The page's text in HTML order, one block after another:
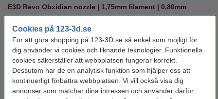
Cookies på 123-3d.se
För att göra shopping på 123-3D.se så enkel som möjligt för
dig använder vi cookies och liknande teknologier. Funktionella
cookies säkerställer att webbplatsen fungerar korrekt.
Dessutom har de en analytisk funktion som hjälper oss att
kontinuerligt förbättra webbplatsen. Vi vill också visa dig
annonser som matchar dina intressen och använder därför
E3D Revo Obxidian nozzle | 1,75mm filament | 0,80mm
Se specifikationerna och beskrivningen
EU-lager 5-7dgr
545 kr